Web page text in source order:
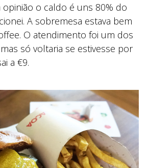
o caldo é uns 80% do
A sobremesa estava bem
O atendimento foi um dos
só voltaria se estivesse por
a €9.